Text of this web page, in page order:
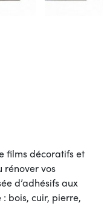
films décoratifs et
rénover vos
d’adhésifs aux
bois, cuir, pierre,